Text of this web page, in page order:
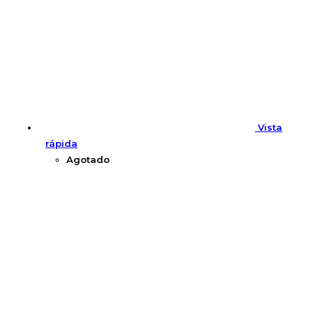
Vista
rápida
Agotado